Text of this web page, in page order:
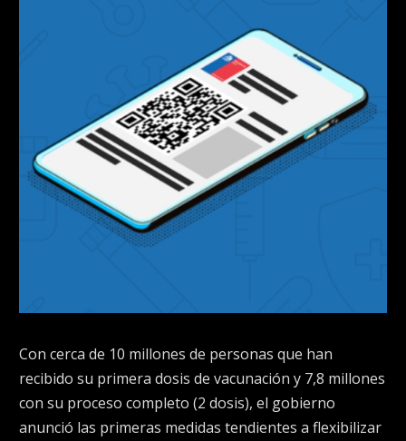
Con cerca de 10 millones de personas que han
recibido su primera dosis de vacunación y 7,8 millones
con su proceso completo (2 dosis), el gobierno
anunció las primeras medidas tendientes a flexibilizar